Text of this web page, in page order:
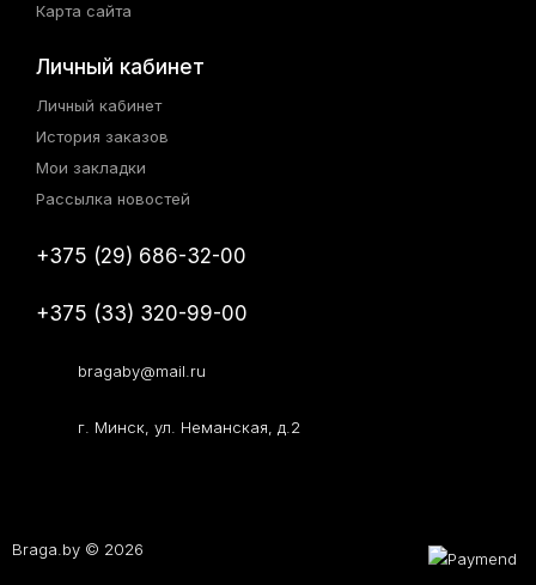
Карта сайта
Личный кабинет
Личный кабинет
История заказов
Мои закладки
Рассылка новостей
+375 (29) 686-32-00
+375 (33) 320-99-00
bragaby@mail.ru
г. Минск, ул. Неманская, д.2
Braga.by © 2026